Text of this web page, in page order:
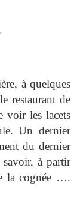
à quelques
restaurant de
voir les lacets
Un dernier
du dernier
savoir, à partir
la cognée ….